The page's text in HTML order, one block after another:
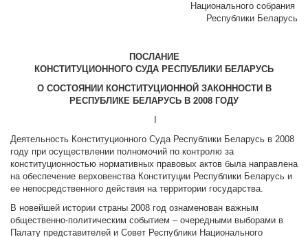
Национального собрания
Республики Беларусь
ПОСЛАНИЕ
КОНСТИТУЦИОННОГО СУДА РЕСПУБЛИКИ БЕЛАРУСЬ
О СОСТОЯНИИ КОНСТИТУЦИОННОЙ ЗАКОННОСТИ В
РЕСПУБЛИКЕ БЕЛАРУСЬ В 2008 ГОДУ
Деятельность Конституционного Суда Республики Беларусь в 2008
году при осуществлении полномочий по контролю за
конституционностью нормативных правовых актов была направлена
на обеспечение верховенства Конституции Республики Беларусь и
ее непосредственного действия на территории государства.
В новейшей истории страны 2008 год ознаменован важным
общественно-политическим событием – очередными выборами в
Палату представителей и Совет Республики Национального